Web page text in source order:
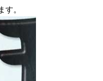
。